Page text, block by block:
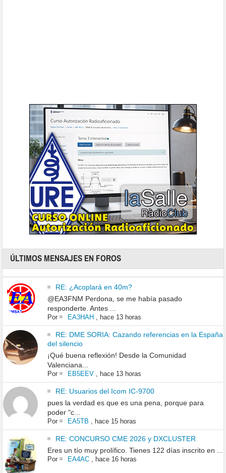
ÚLTIMOS MENSAJES EN FOROS
RE: ¿Acoplará en 40m?
@EA3FNM Perdona, se me había pasado
responderte. Antes ...
Por EA3HAH , hace 13 horas
RE: DME SORIA: Cazando referencias en la España
del silencio
¡Qué buena reflexión! Desde la Comunidad
Valenciana...
Por EB5EEV, hace 13 horas
RE: Usuarios del Icom IC-9700
pues la verdad es que es una pena, porque para
poder "c...
Por EA5TB , hace 15 horas
RE: CONCURSO CME 2026 y DXCLUSTER
Eres un tío muy prolífico. Tienes 122 días inscrito en ...
Por EA4AC, hace 16 horas